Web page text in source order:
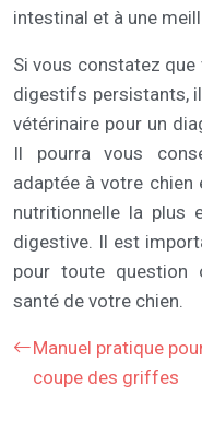
intestinal et à une
Si vous constatez
digestifs persistants,
vétérinaire pour un
Il pourra vous
adaptée à votre
nutritionnelle la plus
digestive. Il est
pour toute question
santé de votre chien.
Manuel pratique
coupe des griffes